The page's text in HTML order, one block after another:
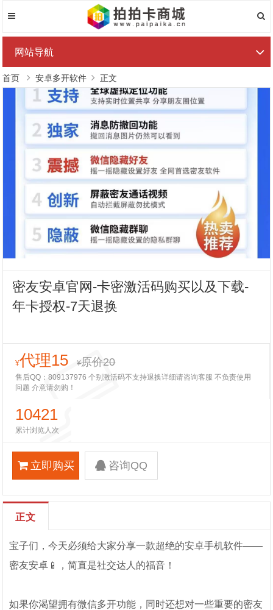
网站导航
首页 安卓多开软件 正文
密友安卓官网-卡密激活码购买以及下载-
年卡授权-7天退换
¥代理15 ¥原价20
售后QQ：809137976 个别激活码不支持退换详细请咨询客服 不负责使用
问题 介意请勿购！
10421
累计浏览人次
立即购买 咨询QQ
正文
宝子们，今天必须给大家分享一款超绝的安卓手机软件——
密友安卓📱，简直是社交达人的福音！
如果你渴望拥有微信多开功能，同时还想对一些重要的密友